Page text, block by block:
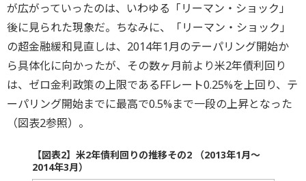
が広がっていったのは、いわゆる「リーマン・ショック」
後に見られた現象だ。ちなみに、「リーマン・ショック」
の超金融緩和見直しは、2014年1月のテーパリング開始か
ら具体化に向かったが、その数ヶ月前より米2年債利回り
は、ゼロ金利政策の上限であるFFレート0.25%を上回り、テ
ーパリング開始までに最高で0.5%まで一段の上昇となった
（図表2参照）。
【図表2】米2年債利回りの推移その2 （2013年1月～
2014年3月）